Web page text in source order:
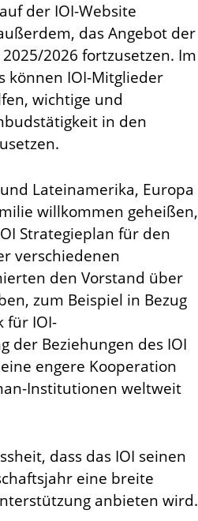
der IOI-Website
das Angebot der
2026 fortzusetzen. Im
können IOI-Mitglieder
wichtige und
in den
Lateinamerika, Europa
willkommen geheißen,
Strategieplan für den
verschiedenen
den Vorstand über
zum Beispiel in Bezug
für IOI-
der Beziehungen des IOI
engere Kooperation
Institutionen weltweit
dass das IOI seinen
eine breite
anbieten wird.